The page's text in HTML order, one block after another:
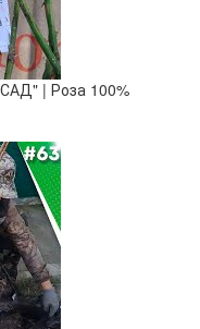
| Роза 100%